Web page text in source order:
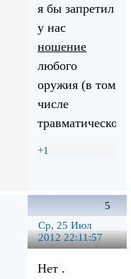
я бы запретил
у нас
ношение
любого
оружия (в том
числе
+1
5
Ср, 25 Июл
2012 22:11:57
Нет .